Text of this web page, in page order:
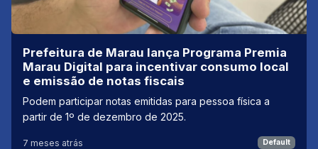
Prefeitura de Marau lança Programa Premia
Marau Digital para incentivar consumo local
e emissão de notas fiscais
Podem participar notas emitidas para pessoa física a
partir de 1º de dezembro de 2025.
7 meses atrás Default